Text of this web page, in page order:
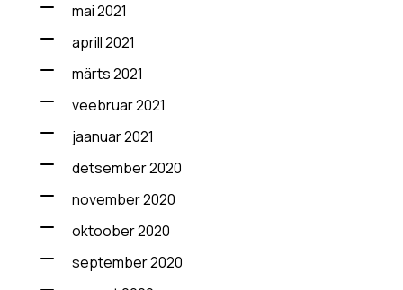
mai 2021
aprill 2021
märts 2021
veebruar 2021
jaanuar 2021
detsember 2020
november 2020
oktoober 2020
september 2020